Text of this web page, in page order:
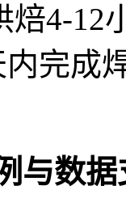
焙4-
完成
与数据